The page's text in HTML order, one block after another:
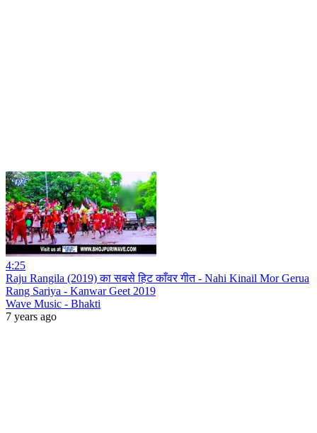
4:25
Raju Rangila (2019) का सबसे हिट काँवर गीत - Nahi Kinail Mor Gerua
Rang Sariya - Kanwar Geet 2019
Wave Music - Bhakti
7 years ago